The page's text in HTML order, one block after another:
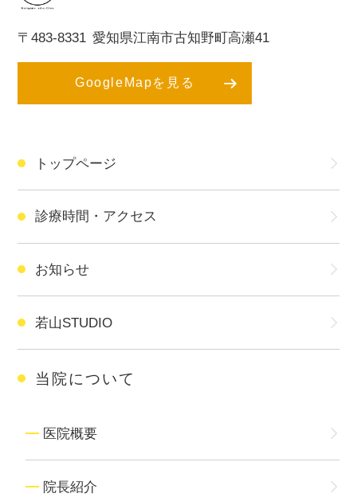
〒483-8331 愛知県江南市古知野町高瀬41
GoogleMapを見る
トップページ
診療時間・アクセス
お知らせ
若山STUDIO
当院について
医院概要
院長紹介